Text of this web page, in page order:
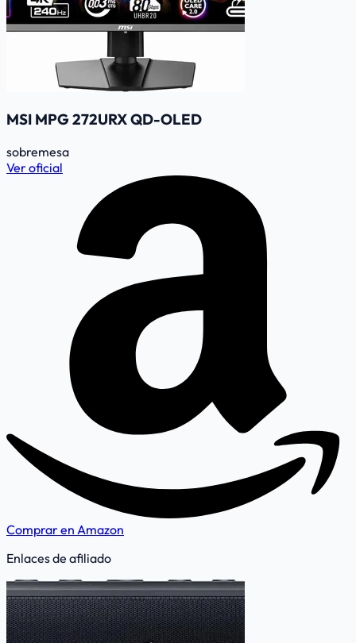
MSI MPG 272URX QD-OLED
sobremesa
Ver oficial
Comprar en Amazon
Enlaces de afiliado